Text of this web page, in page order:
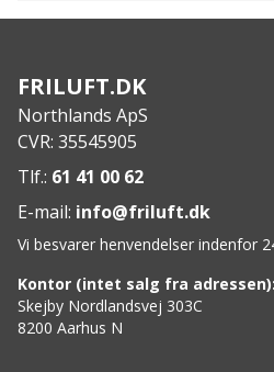
Materiale: 100% polyester
FRILUFT.DK
Northlands ApS
CVR: 35545905
Tlf.: 61 41 00 62
E-mail: info@friluft.dk
Vi besvarer henvendelser indenfor
Kontor (intet salg fra adressen):
Skejby Nordlandsvej 303C
8200 Aarhus N